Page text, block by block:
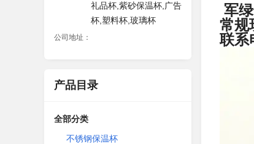
礼品杯,紫砂保温杯,广告
杯,塑料杯,玻璃杯
公司地址：
产品目录
全部分类
不锈钢保温杯
军
常规
联系